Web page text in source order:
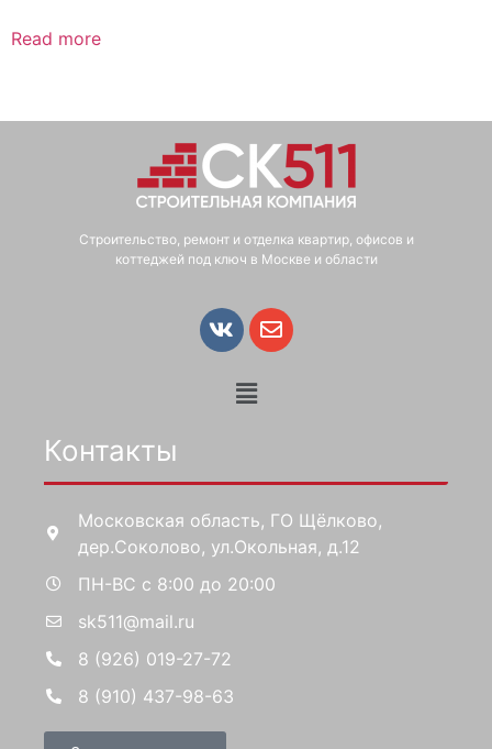
Read more
Строительство, ремонт и отделка квартир, офисов и
коттеджей под ключ в Москве и области
Контакты
Московская область, ГО Щёлково,
дер.Соколово, ул.Окольная, д.12
ПН-ВС с 8:00 до 20:00
sk511@mail.ru
8 (926) 019-27-72
8 (910) 437-98-63